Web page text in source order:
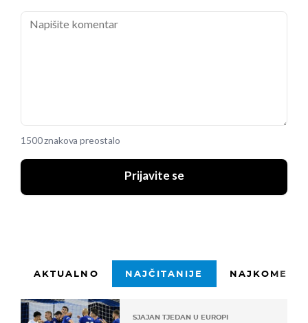
1500 znakova preostalo
Prijavite se
AKTUALNO NAJČITANIJE
SJAJAN TJEDAN U EUROPI